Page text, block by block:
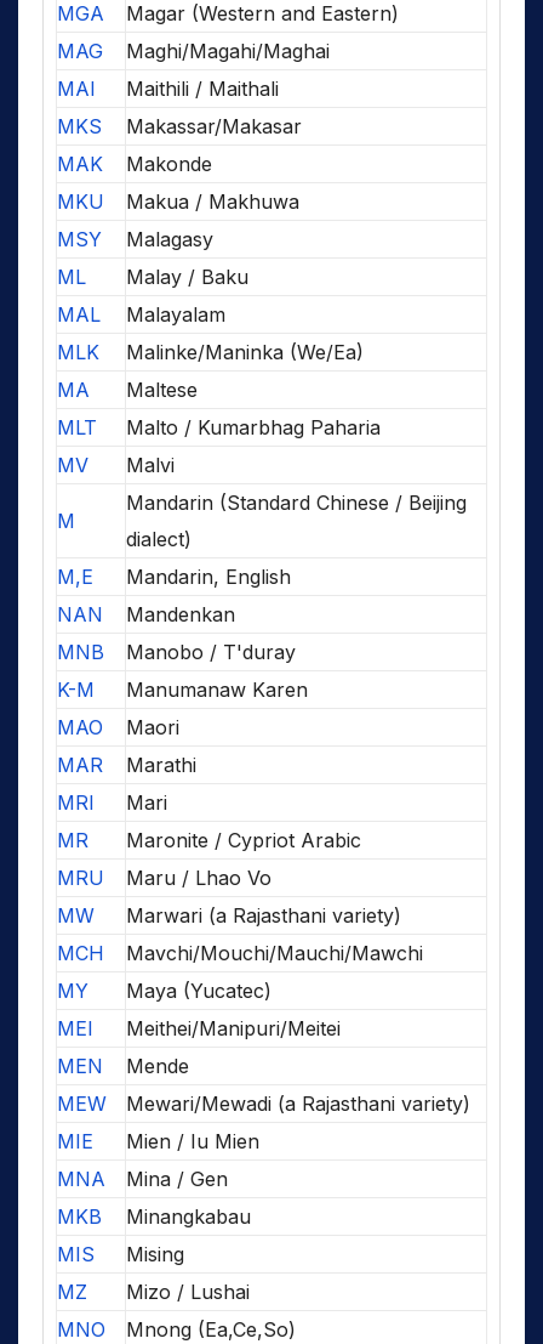
MGA
Magar (Western and Eastern)
MAG
Maghi/Magahi/Maghai
MAI
Maithili / Maithali
MKS
Makassar/Makasar
MAK
Makonde
MKU
Makua / Makhuwa
MSY
Malagasy
ML
Malay / Baku
MAL
Malayalam
MLK
Malinke/Maninka (We/Ea)
MA
Maltese
MLT
Malto / Kumarbhag Paharia
MV
Malvi
M
Mandarin (Standard Chinese / Beijing
dialect)
M,E
Mandarin, English
NAN
Mandenkan
MNB
Manobo / T'duray
K-M
Manumanaw Karen
MAO
Maori
MAR
Marathi
MRI
Mari
MR
Maronite / Cypriot Arabic
MRU
Maru / Lhao Vo
MW
Marwari (a Rajasthani variety)
MCH
Mavchi/Mouchi/Mauchi/Mawchi
MY
Maya (Yucatec)
MEI
Meithei/Manipuri/Meitei
MEN
Mende
MEW
Mewari/Mewadi (a Rajasthani variety)
MIE
Mien / Iu Mien
MNA
Mina / Gen
MKB
Minangkabau
MIS
Mising
MZ
Mizo / Lushai
MNO
Mnong (Ea,Ce,So)